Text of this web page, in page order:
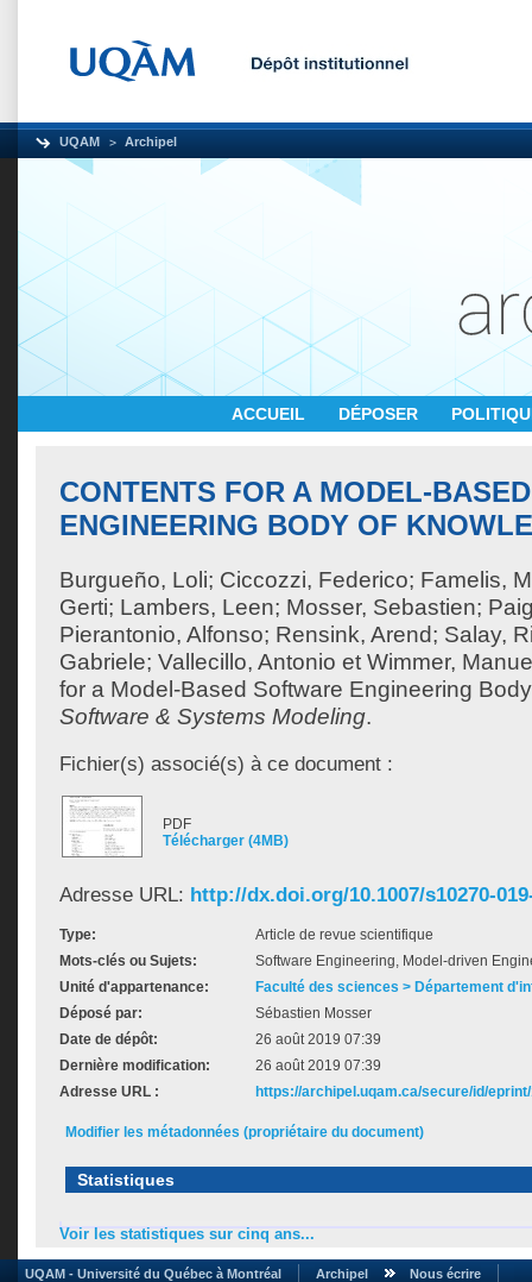
UQAM Archipel
ACCUEIL DÉPOSER
CONTENTS FOR A MODEL-
ENGINEERING BODY OF
Burgueño, Loli; Ciccozzi, Federico; Famelis,
Gerti; Lambers, Leen; Mosser, Sebastien;
Pierantonio, Alfonso; Rensink, Arend; Salay,
Gabriele; Vallecillo, Antonio et Wimmer,
for a Model-Based Software Engineering
Software & Systems Modeling.
Fichier(s) associé(s) à ce document :
PDF
Télécharger (4MB)
Adresse URL: http://dx.doi.org/10.1007/s10270-
Type:
Article de revue scientifique
Mots-clés ou Sujets:
Software Engineering, Model-driven
Unité d'appartenance:
Faculté des sciences > Département
Déposé par:
Sébastien Mosser
Date de dépôt:
26 août 2019 07:39
Dernière modification:
26 août 2019 07:39
Adresse URL :
https://archipel.uqam.ca/secure/id/
Modifier les métadonnées (propriétaire du document)
Statistiques
Voir les statistiques sur cinq ans...
UQAM - Université du Québec à Montréal Archipel Nous écrire